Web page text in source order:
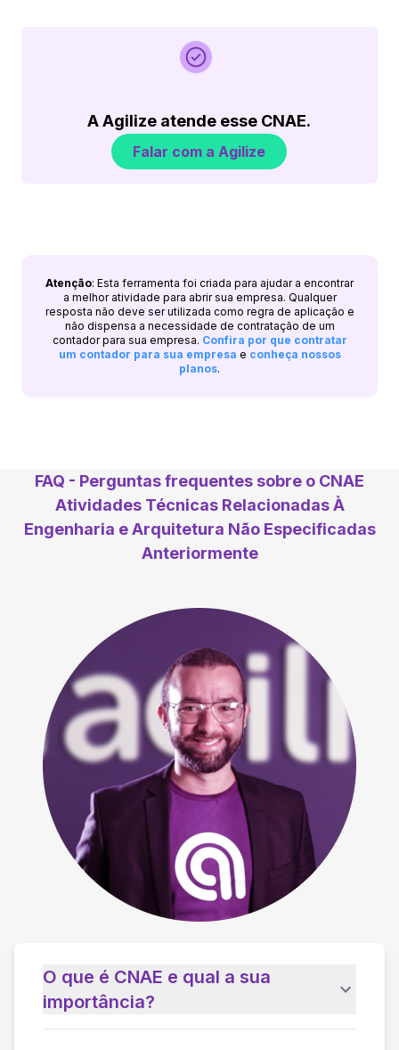
A Agilize atende esse CNAE.
Falar com a Agilize
Atenção: Esta ferramenta foi criada para ajudar a encontrar
a melhor atividade para abrir sua empresa. Qualquer
resposta não deve ser utilizada como regra de aplicação e
não dispensa a necessidade de contratação de um
contador para sua empresa. Confira por que contratar
um contador para sua empresa e conheça nossos
planos.
FAQ - Perguntas frequentes sobre o CNAE
Atividades Técnicas Relacionadas À
Engenharia e Arquitetura Não Especificadas
Anteriormente
O que é CNAE e qual a sua
importância?